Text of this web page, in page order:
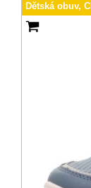
Dětská obuv,